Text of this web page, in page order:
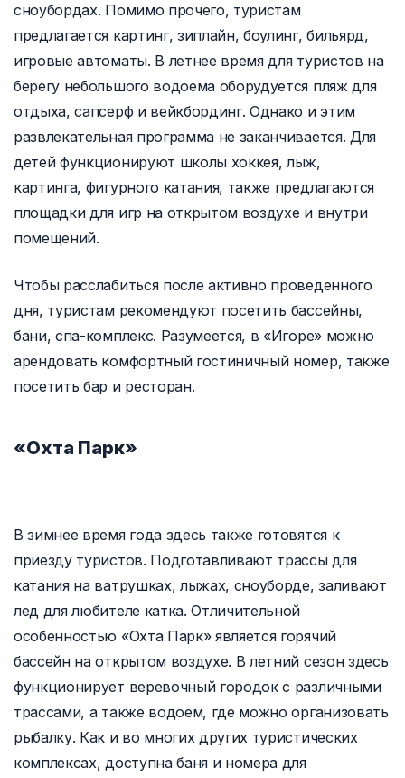
сноубордах. Помимо прочего, туристам
предлагается картинг, зиплайн, боулинг, бильярд,
игровые автоматы. В летнее время для туристов на
берегу небольшого водоема оборудуется пляж для
отдыха, сапсерф и вейкбординг. Однако и этим
развлекательная программа не заканчивается. Для
детей функционируют школы хоккея, лыж,
картинга, фигурного катания, также предлагаются
площадки для игр на открытом воздухе и внутри
помещений.
Чтобы расслабиться после активно проведенного
дня, туристам рекомендуют посетить бассейны,
бани, спа-комплекс. Разумеется, в «Игоре» можно
арендовать комфортный гостиничный номер, также
посетить бар и ресторан.
«Охта Парк»
В зимнее время года здесь также готовятся к
приезду туристов. Подготавливают трассы для
катания на ватрушках, лыжах, сноуборде, заливают
лед для любителе катка. Отличительной
особенностью «Охта Парк» является горячий
бассейн на открытом воздухе. В летний сезон здесь
функционирует веревочный городок с различными
трассами, а также водоем, где можно организовать
рыбалку. Как и во многих других туристических
комплексах, доступна баня и номера для